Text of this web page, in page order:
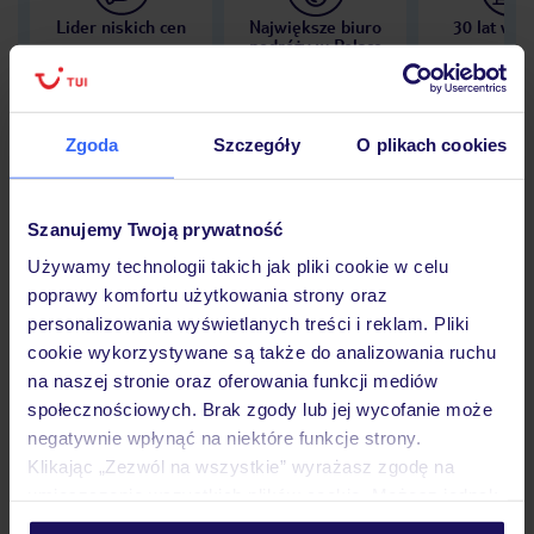
Zgoda Szczegóły O plikach cookies
Szanujemy Twoją prywatność
Używamy technologii takich jak pliki cookie w celu
poprawy komfortu użytkowania strony oraz
personalizowania wyświetlanych treści i reklam. Pliki
cookie wykorzystywane są także do analizowania ruchu
na naszej stronie oraz oferowania funkcji mediów
społecznościowych. Brak zgody lub jej wycofanie może
negatywnie wpłynąć na niektóre funkcje strony.
Klikając „Zezwól na wszystkie” wyrażasz zgodę na
personalizować swój wybór wchodząc w zakładkę
Lider niskich cen
Największe biuro
podróży w Polsce
30 lat w
Opinie
Pokoje
Wyżywienie